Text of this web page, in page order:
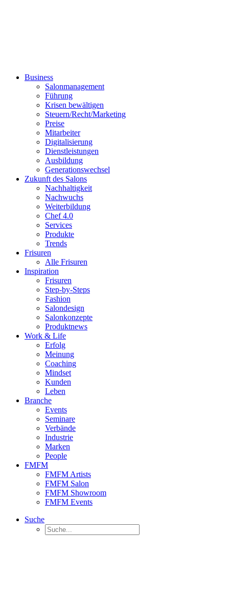
Business
Salonmanagement
Führung
Krisen bewältigen
Steuern/Recht/Marketing
Preise
Mitarbeiter
Digitalisierung
Dienstleistungen
Ausbildung
Generationswechsel
Zukunft des Salons
Nachhaltigkeit
Nachwuchs
Weiterbildung
Chef 4.0
Services
Produkte
Trends
Frisuren
Alle Frisuren
Inspiration
Frisuren
Step-by-Steps
Fashion
Salondesign
Salonkonzepte
Produktnews
Work & Life
Erfolg
Meinung
Coaching
Mindset
Kunden
Leben
Branche
Events
Seminare
Verbände
Industrie
Marken
People
FMFM
FMFM Artists
FMFM Salon
FMFM Showroom
FMFM Events
Suche